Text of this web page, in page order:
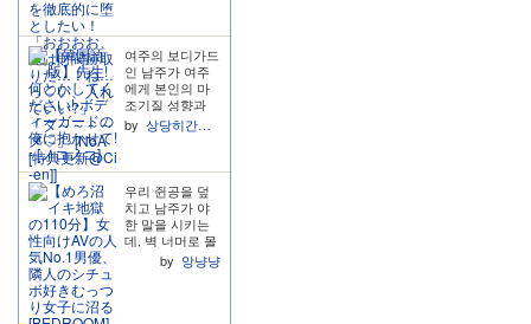
很难压抑对你的
好感,所以一直各
种幼稚的欺负
你。 在前面几轨
里一直非常嚣张
且傲娇,倒数第二
错一边自责一边
不自信觉得女主
不会喜欢自己这
样的家伙。一直
自负之人突如其
来的自卑非常好
吃!! 然后后面在
여주의 보디가드
인 남주가 여주
에게 본인의 마
조기질 성향과
과거를 들키면서
이어지는 쌍방...
본인이 마조히스
트라 했는데 하
는 짓은 뭔가 복
종처럼 느껴지지
는 않았어요. 자
기가 먼저 안달
나서 주인님(ㅋ
by 상당히간절한사람
우리 쥔공을 덮
치고 남주가 야
한 말을 시키는
데, 벽 너머로 몰
래 엿들었던... 줜
공이 혼자 할 때
by 앙냥냥